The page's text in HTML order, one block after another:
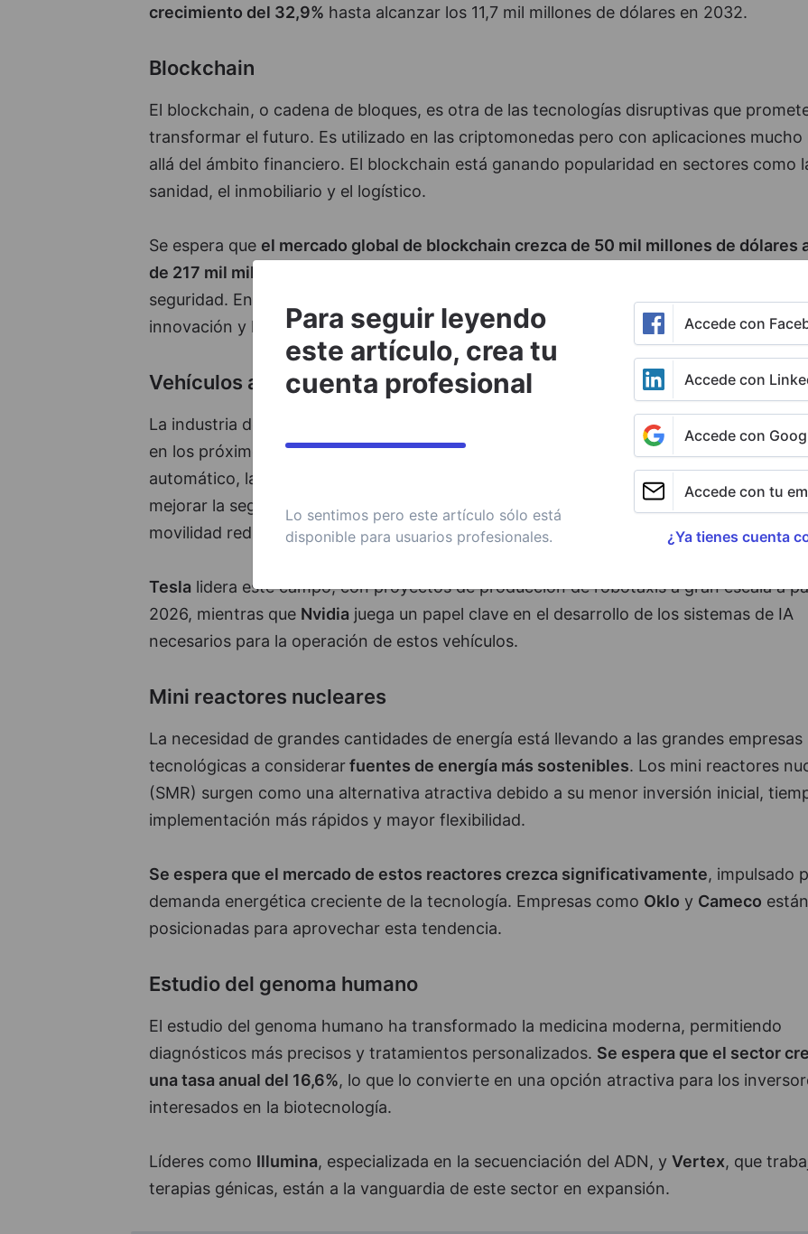
Para seguir leyendo
este artículo, crea tu
cuenta profesional
Lo sentimos pero este artículo sólo está
disponible para usuarios profesionales.
Accede con
Accede con
Accede con
Accede con tu
¿Ya tienes cuenta
crecimiento del 32,9% hasta alcanzar los 11,7 mil millones de dólares en 2032.
Blockchain
El blockchain, o cadena de bloques, es otra de las tecnologías disruptivas que
transformar el futuro. Es utilizado en las criptomonedas pero con aplicaciones mucho
allá del ámbito financiero. El blockchain está ganando popularidad en sectores como
sanidad, el inmobiliario y el logístico.
Se espera que el mercado global de blockchain crezca de 50 mil millones de dólares
de 217 mil millones de dólares en 2029
seguridad. En este contexto, empresas como Coinbase y Mara están a la vanguardia
innovación y la adopción de esta tecnología.
Vehículos autónomos
La industria de los vehículos autónomos también se perfila como una de las más
en los próximos años. Con avances constantes en inteligencia artificial y aprendizaje
automático, la demanda de vehículos autónomos podría ser impulsada por la
mejorar la seguridad, la eficiencia del tráfico y el acceso al transporte para personas
movilidad reducida.
Tesla lidera este campo, con proyectos de producción de robotaxis a gran escala a
2026, mientras que Nvidiajuega un papel clave en el desarrollo de los sistemas de IA
necesarios para la operación de estos vehículos.
Mini reactores nucleares
La necesidad de grandes cantidades de energía está llevando a las grandes empresas
tecnológicas a considerarfuentes de energía más sostenibles. Los mini reactores
(SMR) surgen como una alternativa atractiva debido a su menor inversión inicial,
implementación más rápidos y mayor flexibilidad.
Se espera que el mercado de estos reactores crezca significativamente, impulsado
demanda energética creciente de la tecnología. Empresas como Oklo y Cameco están
posicionadas para aprovechar esta tendencia.
Estudio del genoma humano
El estudio del genoma humano ha transformado la medicina moderna, permitiendo
diagnósticos más precisos y tratamientos personalizados. Se espera que el sector
una tasa anual del 16,6%, lo que lo convierte en una opción atractiva para los
interesados en la biotecnología.
Líderes como Illumina, especializada en la secuenciación del ADN, y Vertex, que
terapias génicas, están a la vanguardia de este sector en expansión.